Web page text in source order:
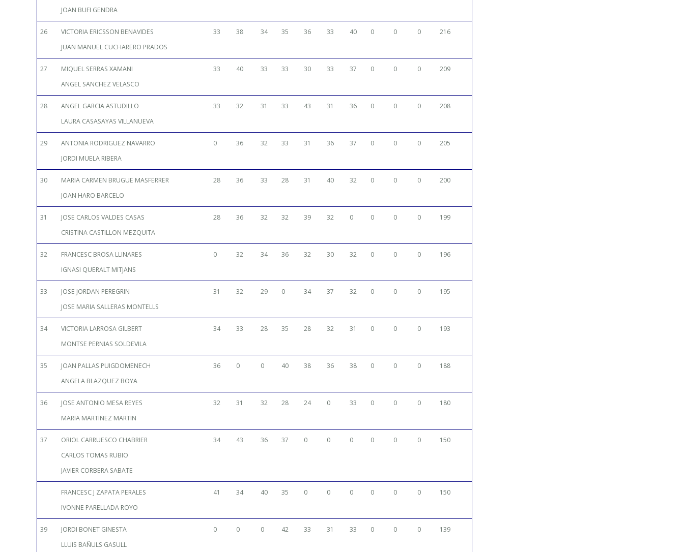
JOAN BUFI GENDRA
26
VICTORIA ERICSSON BENAVIDES
JUAN MANUEL CUCHARERO PRADOS
33 38 34 35 36 33 40 0 0 0 216
27
MIQUEL SERRAS XAMANI
ANGEL SANCHEZ VELASCO
33 40 33 33 30 33 37 0 0 0 209
28
ANGEL GARCIA ASTUDILLO
LAURA CASASAYAS VILLANUEVA
33 32 31 33 43 31 36 0 0 0 208
29
ANTONIA RODRIGUEZ NAVARRO
JORDI MUELA RIBERA
0 36 32 33 31 36 37 0 0 0 205
30
MARIA CARMEN BRUGUE MASFERRER
JOAN HARO BARCELO
28 36 33 28 31 40 32 0 0 0 200
31
JOSE CARLOS VALDES CASAS
CRISTINA CASTILLON MEZQUITA
28 36 32 32 39 32 0 0 0 0 199
32
FRANCESC BROSA LLINARES
IGNASI QUERALT MITJANS
0 32 34 36 32 30 32 0 0 0 196
33
JOSE JORDAN PEREGRIN
JOSE MARIA SALLERAS MONTELLS
31 32 29 0 34 37 32 0 0 0 195
34
VICTORIA LARROSA GILBERT
MONTSE PERNIAS SOLDEVILA
34 33 28 35 28 32 31 0 0 0 193
35
JOAN PALLAS PUIGDOMENECH
ANGELA BLAZQUEZ BOYA
36 0 0 40 38 36 38 0 0 0 188
36
JOSE ANTONIO MESA REYES
MARIA MARTINEZ MARTIN
32 31 32 28 24 0 33 0 0 0 180
37
ORIOL CARRUESCO CHABRIER
CARLOS TOMAS RUBIO
JAVIER CORBERA SABATE
34 43 36 37 0 0 0 0 0 0 150
FRANCESC J ZAPATA PERALES
IVONNE PARELLADA ROYO
41 34 40 35 0 0 0 0 0 0 150
39
JORDI BONET GINESTA
LLUIS BAÑULS GASULL
0 0 0 42 33 31 33 0 0 0 139